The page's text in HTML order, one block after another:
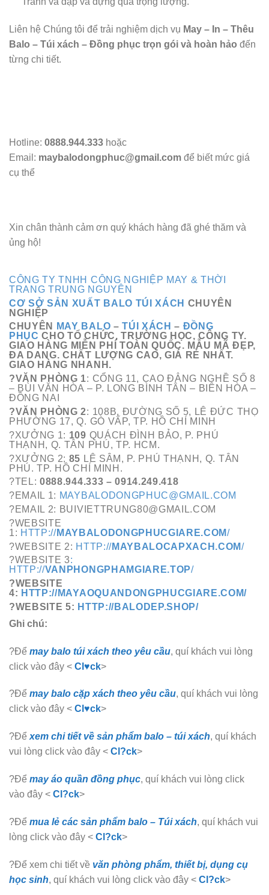
Liên hệ Chúng tôi để trải nghiệm dịch vụ May – In – Thêu
Balo – Túi xách – Đồng phục trọn gói và hoàn hảo đến
từng chi tiết.
Hotline: 0888.944.333 hoặc
Email: maybalodongphuc@gmail.com để biết mức giá
cụ thể
Xin chân thành cảm ơn quý khách hàng đã ghé thăm và
ủng hộ!
CÔNG TY TNHH CÔNG NGHIỆP MAY & THỜI
TRANG TRUNG NGUYÊN
CƠ SỞ SẢN XUẤT BALO TÚI XÁCH CHUYÊN
NGHIỆP
CHUYÊN
MAY BALO –TÚI XÁCH – ĐỒNG
PHỤC CHO TỔ CHỨC, TRƯỜNG HỌC, CÔNG TY.
GIAO HÀNG MIỄN PHÍ TOÀN QUỐC. MẪU MÃ ĐẸP,
ĐA DANG. CHẤT LƯỢNG CAO, GIÁ RẺ NHẤT.
GIAO HÀNG NHANH.
?VĂN PHÒNG 1: CỔNG 11, CAO ĐẲNG NGHỀ SỐ 8
– BÙI VĂN HÒA – P. LONG BÌNH TÂN – BIÊN HÒA –
ĐỒNG NAI
?VĂN PHÒNG 2: 108B, ĐƯỜNG SỐ 5, LÊ ĐỨC THỌ
PHƯỜNG 17, Q. GÒ VẤP, TP. HỒ CHÍ MINH
?XƯỞNG 1: 109 QUÁCH ĐÌNH BẢO, P. PHÚ
THẠNH, Q. TÂN PHÚ, TP. HCM.
?XƯỞNG 2: 85 LÊ SÂM, P. PHÚ THẠNH, Q. TÂN
PHÚ. TP. HỒ CHÍ MINH.
?TEL:0888.944.333 – 0914.249.418
?EMAIL 1: MAYBALODONGPHUC@GMAIL.COM
?EMAIL 2: BUIVIETTRUNG80@GMAIL.COM
?WEBSITE
1: HTTP://MAYBALODONGPHUCGIARE.COM/
?WEBSITE 2: HTTP://MAYBALOCAPXACH.COM/
?WEBSITE 3:
HTTP://VANPHONGPHAMGIARE.TOP/
?WEBSITE
4: HTTP://MAYAOQUANDONGPHUCGIARE.COM/
?WEBSITE 5: HTTP://BALODEP.SHOP/
Ghi chú:
?Để may balo túi xách theo yêu cầu, quí khách vui lòng
click vào đây < Cl♥ck>
?Để may balo cặp xách theo yêu cầu, quí khách vui lòng
click vào đây < Cl♥ck>
?Để xem chi tiết về sản phẩm balo – túi xách, quí khách
vui lòng click vào đây < Cl?ck>
?Để may áo quần đồng phục, quí khách vui lòng click
vào đây < Cl?ck>
?Để mua lẻ các sản phẩm balo – Túi xách, quí khách vui
lòng click vào đây < Cl?ck>
?Để xem chi tiết về văn phòng phẩm, thiết bị, dụng cụ
học sinh, quí khách vui lòng click vào đây < Cl?ck>